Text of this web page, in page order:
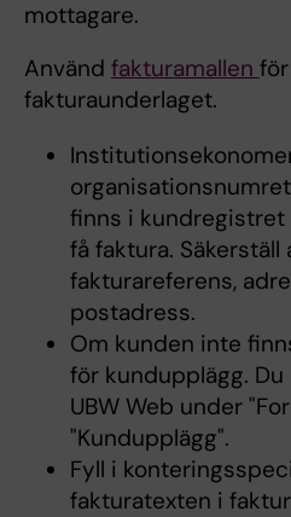
mottagare.
Använd fakturamallen
fakturaunderlaget.
finns i kundregistret
få faktura.
fakturareferens,
postadress.
Om kunden inte
för kundupplägg.
UBW Web under
"Kundupplägg".
Fyll i
fakturatexten i